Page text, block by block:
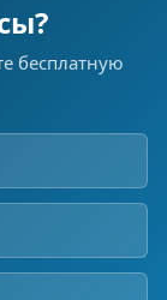
бесплатную